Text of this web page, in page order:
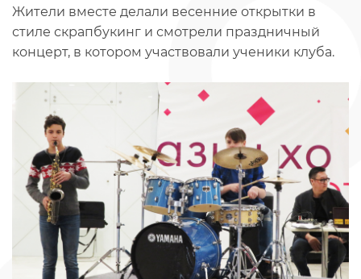
Жители вместе делали весенние открытки в
стиле скрапбукинг и смотрели праздничный
концерт, в котором участвовали ученики клуба.